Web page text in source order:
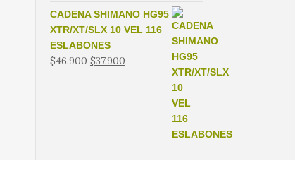
CADENA SHIMANO HG95
XTR/XT/SLX 10 VEL 116
ESLABONES
$46.900 El
$37.900El